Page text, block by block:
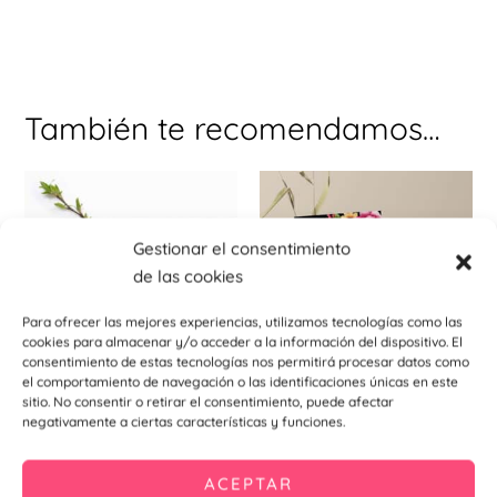
Gestionar el consentimiento
de las cookies
Para ofrecer las mejores experiencias, utilizamos tecnologías como las
cookies para almacenar y/o acceder a la información del dispositivo. El
consentimiento de estas tecnologías nos permitirá procesar datos como
el comportamiento de navegación o las identificaciones únicas en este
sitio. No consentir o retirar el consentimiento, puede afectar
negativamente a ciertas características y funciones.
ACEPTAR
También te recomendamos…
Carteles indicativos para eventos
Cartel indicativo Verónica
7,90€–11,91€
producto
Las
opciones
se
pueden
elegir
en
la
Invitaciones de bodas
Invitación De Boda Verónica
0,99€